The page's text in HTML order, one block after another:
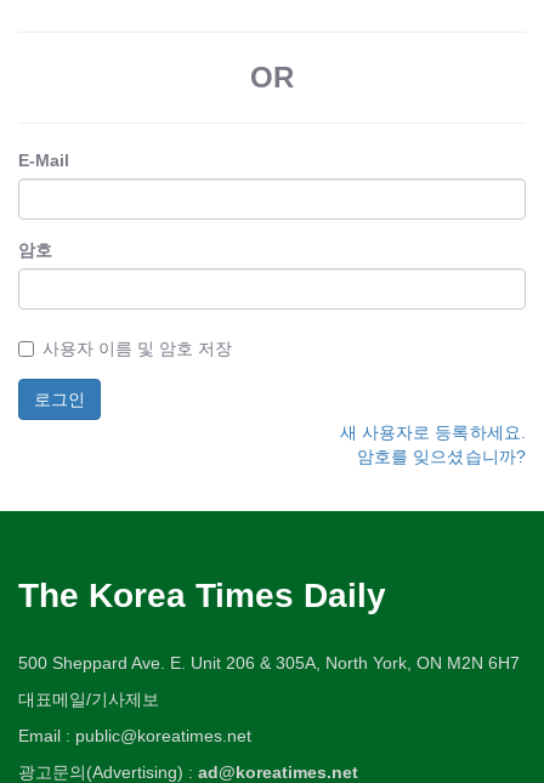
OR
E-Mail
암호
사용자 이름 및 암호 저장
새 사용자로 등록하세요.
암호를 잊으셨습니까?
The Korea Times Daily
500 Sheppard Ave. E. Unit 206 & 305A, North York, ON M2N 6H7
대표메일/기사제보
Email : public@koreatimes.net
광고문의(Advertising) : ad@koreatimes.net